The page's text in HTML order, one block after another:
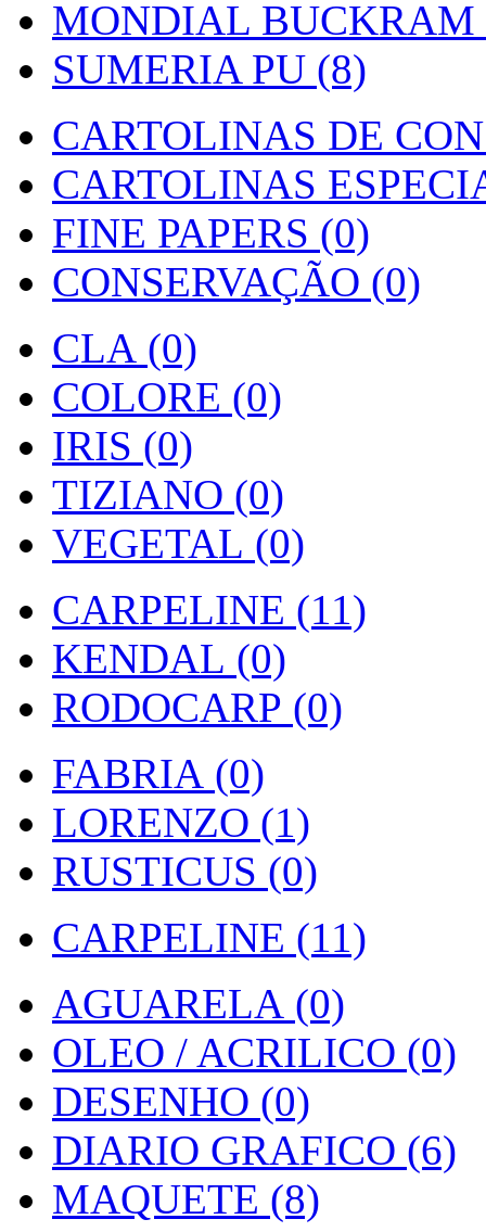
MONDIAL BUCKRAM
SUMERIA PU (8)
CARTOLINAS DE
CARTOLINAS
FINE PAPERS (0)
CONSERVAÇÃO (0)
CLA (0)
COLORE (0)
IRIS (0)
TIZIANO (0)
VEGETAL (0)
CARPELINE (11)
KENDAL (0)
RODOCARP (0)
FABRIA (0)
LORENZO (1)
RUSTICUS (0)
CARPELINE (11)
AGUARELA (0)
OLEO / ACRILICO (0)
DESENHO (0)
DIARIO GRAFICO (6)
MAQUETE (8)